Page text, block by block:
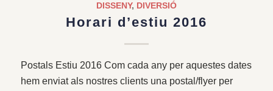
DISSENY, DIVERSIÓ
Horari d’estiu 2016
Postals Estiu 2016 Com cada any per aquestes dates
hem enviat als nostres clients una postal/flyer per